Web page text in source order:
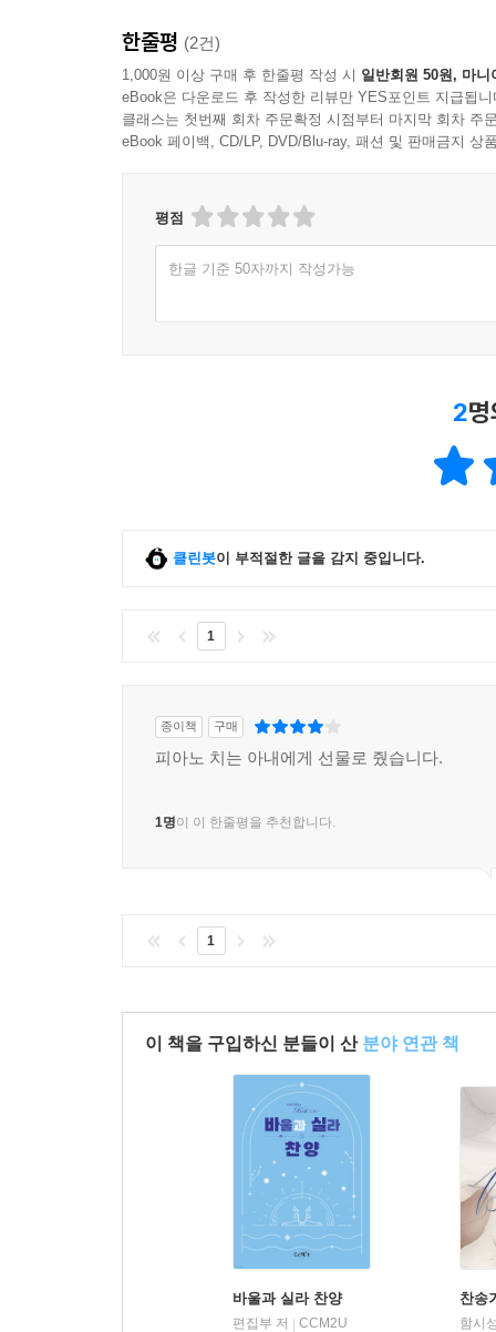
한줄평 (2건)
1,000원 이상 구매 후 한줄평 작성 시 일반회원 50원, 마니
eBook은 다운로드 후 작성한 리뷰만 YES포인트 지급됩니
클래스는 첫번째 회차 주문확정 시점부터 마지막 회차 주
eBook 페이백, CD/LP, DVD/Blu-ray, 패션 및 판매금지 상
평점
한글 기준 50자까지 작성가능
2
클린봇이 부적절한 글을 감지 중입니다.
1
종이책 구매
피아노 치는 아내에게 선물로 줬습니다.
1명이 이 한줄평을 추천합니다.
1
이 책을 구입하신 분들이 산 분야 연관 책
바울과 실라 찬양
편집부 저 CCM2U
찬송
함시